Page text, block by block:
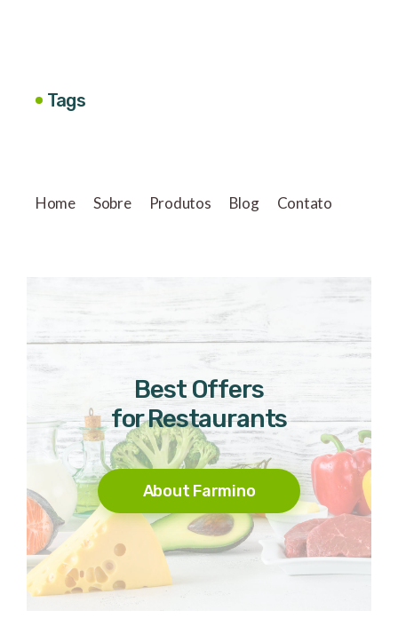
Tags
Home Sobre Produtos Blog Contato
Best Offers
for Restaurants
About Farmino